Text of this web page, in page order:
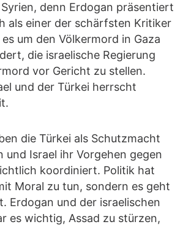
denn Erdogan präsentiert
als einer der schärfsten Kritiker
um den Völkermord in Gaza
die israelische Regierung
vor Gericht zu stellen.
und der Türkei herrscht
die Türkei als Schutzmacht
und Israel ihr Vorgehen gegen
koordiniert. Politik hat
Moral zu tun, sondern es geht
Erdogan und der israelischen
es wichtig, Assad zu stürzen,